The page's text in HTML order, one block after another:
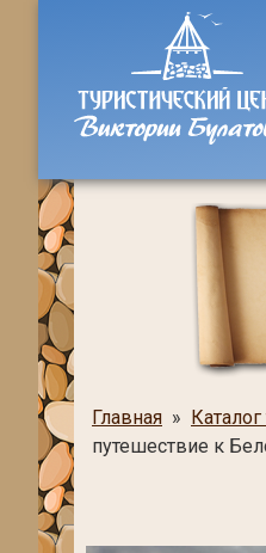
Главная »
путешествие к